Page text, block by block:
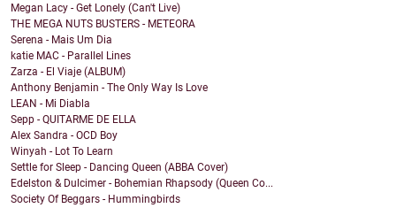
Megan Lacy - Get Lonely (Can't Live)
THE MEGA NUTS BUSTERS - METEORA
Serena - Mais Um Dia
katie MAC - Parallel Lines
Zarza - El Viaje (ALBUM)
Anthony Benjamin - The Only Way Is Love
LEAN - Mi Diabla
Sepp - QUITARME DE ELLA
Alex Sandra - OCD Boy
Winyah - Lot To Learn
Settle for Sleep - Dancing Queen (ABBA Cover)
Edelston & Dulcimer - Bohemian Rhapsody (Queen Co...
Society Of Beggars - Hummingbirds